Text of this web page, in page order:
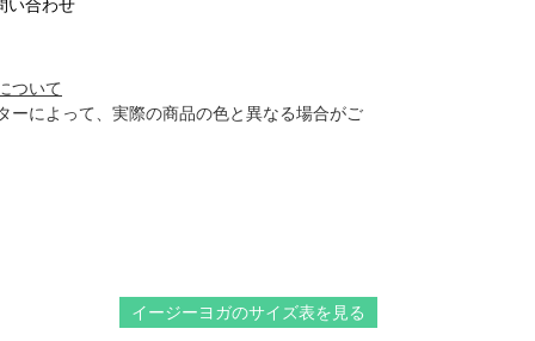
い合わせ
ついて
によって、実際の商品の色と異なる場合がご
イージーヨガのサイズ表を見る